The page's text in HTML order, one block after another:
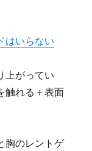
はいらない
上がってい
触れる＋表面
胸のレントゲ